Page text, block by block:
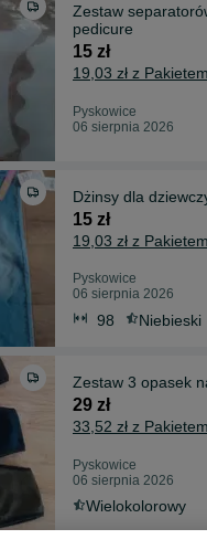
Zestaw
pedicure
15 zł
19,03 zł z
Pyskowice
06 sierpnia 2026
Dżinsy dla
15 zł
19,03 zł z
Pyskowice
06 sierpnia 2026
98 Niebieski
Zestaw 3 opasek
29 zł
33,52 zł z
Pyskowice
06 sierpnia 2026
Wielokolorowy